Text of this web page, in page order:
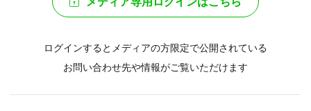
ログインするとメディアの方限定で公開されている
お問い合わせ先や情報がご覧いただけます